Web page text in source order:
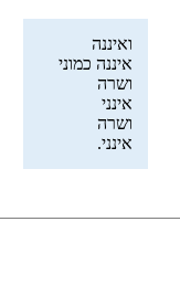
ואיננה
איננה כמוני
ושרה
אינני
ושרה
אינני.